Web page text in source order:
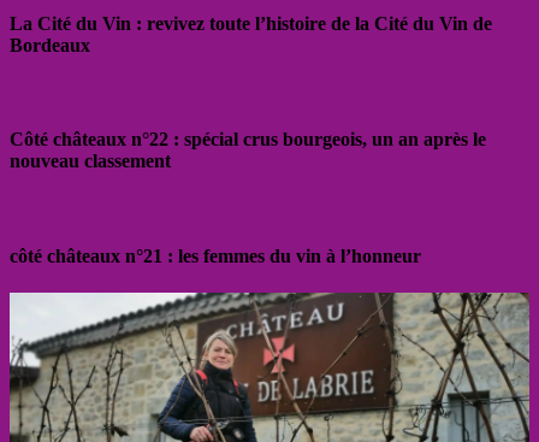
La Cité du Vin : revivez toute l’histoire de la Cité du Vin de
Bordeaux
Côté châteaux n°22 : spécial crus bourgeois, un an après le
nouveau classement
côté châteaux n°21 : les femmes du vin à l’honneur